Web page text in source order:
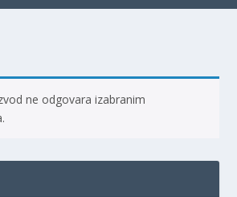
ne odgovara izabranim